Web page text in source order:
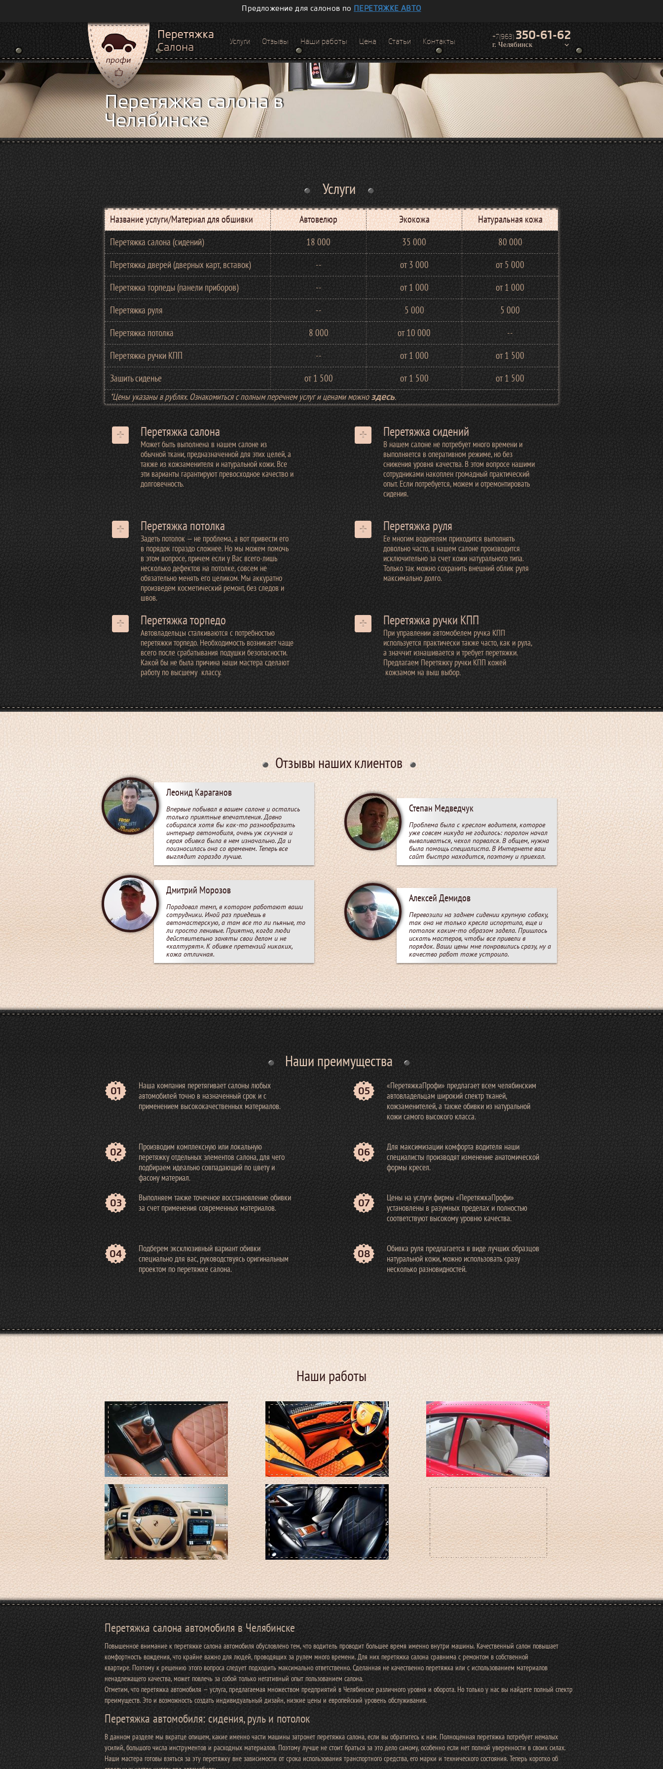
Предложение для салонов по ПЕРЕТЯЖКЕ АВТО
Услуги Отзывы Наши работы Цена Статьи Контакты
+7(963) 350-61-62
г. Челябинск
Перетяжка салона в
Челябинске
Услуги
Название услуги/Материал для обшивки Автовелюр Экокожа Натуральная кожа
Перетяжка салона (сидений) 18 000 35 000
80 000
Перетяжка дверей (дверных карт, вставок)
-- от 3 000
от 5 000
Перетяжка торпеды (панели приборов)
-- от 1 000
от 1 000
Перетяжка руля
-- 5 000
5 000
Перетяжка потолка
8 000 от 10 000
--
Перетяжка ручки КПП
-- от 1 000
от 1 500
Зашить сиденье
от 1 500 от 1 500 от 1 500
*Цены указаны в рублях. Ознакомиться с полным перечнем услуг и ценами можноздесь.
Перетяжка салона
Может быть выполнена в нашем салоне из
обычной ткани, предназначенной для этих целей, а
также из кожзаменителя и натуральной кожи. Все
эти варианты гарантируют превосходное качество и
долговечность.
Перетяжка сидений
В нашем салоне не потребует много времени и
выполняется в оперативном режиме, но без
снижения уровня качества. В этом вопросе нашими
сотрудниками накоплен громадный практический
опыт. Если потребуется, можем и отремонтировать
сидения.
Перетяжка потолка
Задеть потолок — не проблема, а вот привести его
в порядок гораздо сложнее. Но мы можем помочь
в этом вопросе, причем если у Вас всего-лишь
несколько дефектов на потолке, совсем не
обязательно менять его целиком. Мы аккуратно
произведем косметический ремонт, без следов и
швов.
Перетяжка руля
Ее многим водителям приходится выполнять
довольно часто, в нашем салоне производится
исключительно за счет кожи натурального типа.
Только так можно сохранить внешний облик руля
максимально долго.
Перетяжка торпедо
Автовладельцы сталкиваются с потребностью
перетяжки торпедо. Необходимость возникает чаще
всего после срабатывания подушки безопасности.
Какой бы не была причина наши мастера сделают
работу по высшему классу.
Перетяжка ручки КПП
При управлении автомобелем ручка КПП
используется практически также часто, как и рула,
а значчит изнашивается и требует перетяжки.
Предлагаем Перетяжку ручки КПП кожей
кожзамом на выш выбор.
Отзывы наших клиентов
Леонид Караганов
Впервые побывал в вашем салоне и остались
только приятные впечатления. Давно
собирался хотя бы как-то разнообразить
интерьер автомобиля, очень уж скучная и
серая обивка была в нем изначально. Да и
поизносилась она со временем. Теперь все
выглядит гораздо лучше.
Степан Медведчук
Проблема была с креслом водителя, которое
уже совсем никуда не годилось: поролон начал
вываливаться, чехол порвался. В общем, нужна
была помощь специалиста. В Интернете ваш
сайт быстро находится, поэтому и приехал.
Дмитрий Морозов
Порадовал темп, в котором работают ваши
сотрудники. Иной раз приедешь в
автомастерскую, а там все то ли пьяные, то
ли просто ленивые. Приятно, когда люди
действительно заняты свои делом и не
«халтурят». К обивке претензий никаких,
кожа отличная.
Алексей Демидов
Перевозили на заднем сидении крупную собаку,
так она не только кресла испортила, еще и
потолок каким-то образом задела. Пришлось
искать мастеров, чтобы все привели в
порядок. Ваши цены мне понравились сразу, ну а
качество работ тоже устроило.
Наши преимущества
01
Наша компания перетягивает салоны любых
автомобилей точно в назначенный срок и с
применением высококачественных материалов.
05
«ПеретяжкаПрофи» предлагает всем челябинским
автовладельцам широкий спектр тканей,
кожзаменителей, а также обивки из натуральной
кожи самого высокого класса.
02
Производим комплексную или локальную
перетяжку отдельных элементов салона, для чего
подбираем идеально совпадающий по цвету и
фасону материал.
06
Для максимизации комфорта водителя наши
специалисты производят изменение анатомической
формы кресел.
03
Выполняем также точечное восстановление обивки
за счет применения современных материалов.
07
Цены на услуги фирмы «ПеретяжкаПрофи»
установлены в разумных пределах и полностью
соответствуют высокому уровню качества.
04
Подберем эксклюзивный вариант обивки
специально для вас, руководствуясь оригинальным
проектом по перетяжке салона.
08
Обивка руля предлагается в виде лучших образцов
натуральной кожи, можно использовать сразу
несколько разновидностей.
Наши работы
Перетяжка салона автомобиля в Челябинске
Повышенное внимание к перетяжке салона автомобиля обусловлено тем, что водитель проводит большее время именно внутри машины. Качественный салон повышает
комфортность вождения, что крайне важно для людей, проводящих за рулем много времени. Для них перетяжка салона сравнима с ремонтом в собственной
квартире. Поэтому к решению этого вопроса следует подходить максимально ответственно. Сделанная не качественно перетяжка или с использованием материалов
ненадлежащего качества, может повлечь за собой только негативный опыт пользованием салона.
Отметим, что перетяжка автомобиля — услуга, предлагаемая множеством предприятий в Челябинске различного уровня и оборота. Но только у нас вы найдете полный спектр
преимуществ. Это и возможность создать индивидуальный дизайн, низкие цены и европейский уровень обслуживания.
Перетяжка автомобиля: сидения, руль и потолок
В данном разделе мы вкратце опишем, какие именно части машины затронет перетяжка салона, если вы обратитесь к нам. Полноценная перетяжка потребует немалых
усилий, большого числа инструментов и расходных материалов. Поэтому лучше не стоит браться за это дело самому, особенно если нет полной уверенности в своих силах.
Наши мастера готовы взяться за эту перетяжку вне зависимости от срока использования транспортного средства, его марки и технического состояния. Теперь коротко об